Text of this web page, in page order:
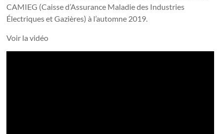
CAMIEG (Caisse d’Assurance Maladie des Industries
Électriques et Gazières) à l’automne 2019.
Voir la vidéo